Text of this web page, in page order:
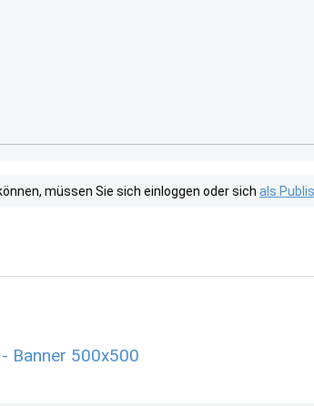
müssen Sie sich einloggen oder sich als
Banner 500x500